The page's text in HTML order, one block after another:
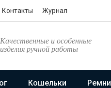
Контакты Журнал
Качественные и особенные
изделия ручной работы
Кошельки Ремни